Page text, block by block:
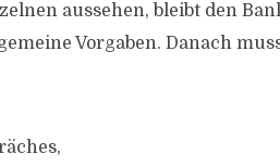
aussehen, bleibt den
Vorgaben. Danach